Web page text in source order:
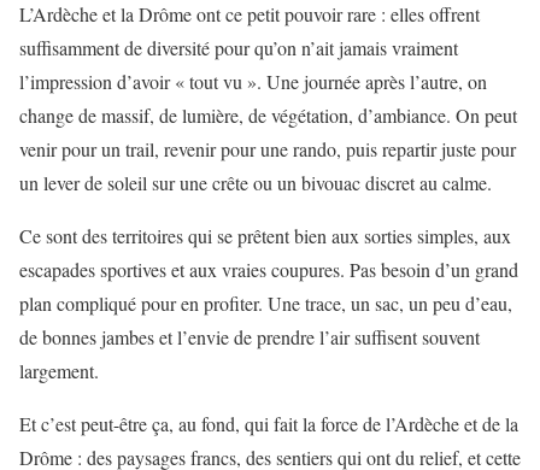
L’Ardèche et la Drôme ont ce petit pouvoir rare : elles offrent
suffisamment de diversité pour qu’on n’ait jamais vraiment
l’impression d’avoir « tout vu ». Une journée après l’autre, on
change de massif, de lumière, de végétation, d’ambiance. On peut
venir pour un trail, revenir pour une rando, puis repartir juste pour
un lever de soleil sur une crête ou un bivouac discret au calme.
Ce sont des territoires qui se prêtent bien aux sorties simples, aux
escapades sportives et aux vraies coupures. Pas besoin d’un grand
plan compliqué pour en profiter. Une trace, un sac, un peu d’eau,
de bonnes jambes et l’envie de prendre l’air suffisent souvent
largement.
Et c’est peut-être ça, au fond, qui fait la force de l’Ardèche et de la
Drôme : des paysages francs, des sentiers qui ont du relief, et cette